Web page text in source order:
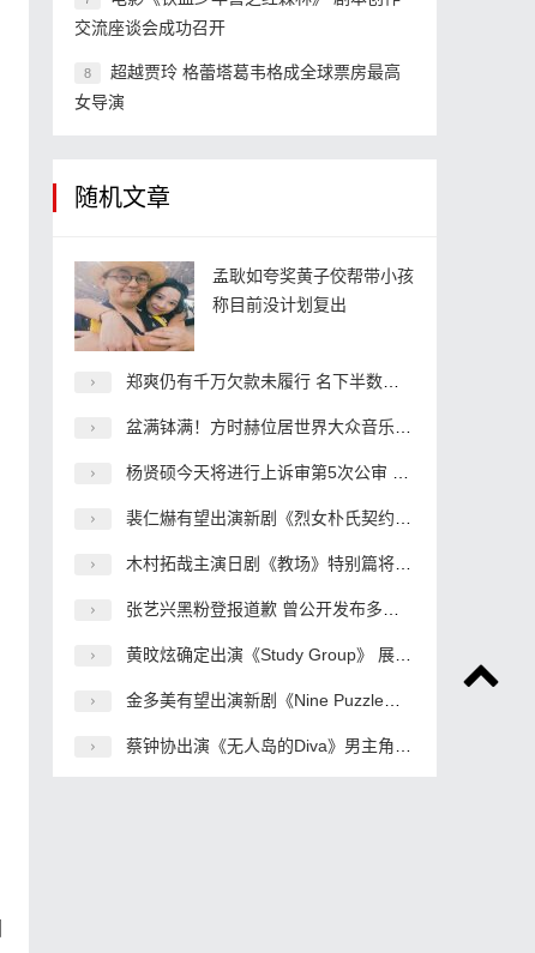
交流座谈会成功召开
8
超越贾玲 格蕾塔葛韦格成全球票房最高
女导演
随机文章
孟耿如夸奖黄子佼帮带小孩
称目前没计划复出
郑爽仍有千万欠款未履行 名下半数企业已注销
盆满钵满！方时赫位居世界大众音乐界“股票富翁”3位
杨贤硕今天将进行上诉审第5次公审 原告要求杨贤硕真心道歉
裴仁爀有望出演新剧《烈女朴氏契约结婚传》与李世荣搭档
木村拓哉主演日剧《教场》特别篇将延期拍摄 制作上出了问题
张艺兴黑粉登报道歉 曾公开发布多条侮辱诽谤博文
黄旼炫确定出演《Study Group》 展现华丽的动作演技
金多美有望出演新剧《Nine Puzzle》女主角 合作孙锡久
蔡钟协出演《无人岛的Diva》男主角 合作演员朴恩斌